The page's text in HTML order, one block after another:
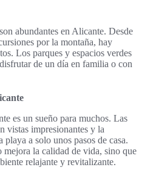
abundantes en Alicante. Desde
por la montaña, hay
Los parques y espacios verdes
de un día en familia o con
es un sueño para muchos. Las
vistas impresionantes y la
a solo unos pasos de casa.
mejora la calidad de vida, sino que
relajante y revitalizante.